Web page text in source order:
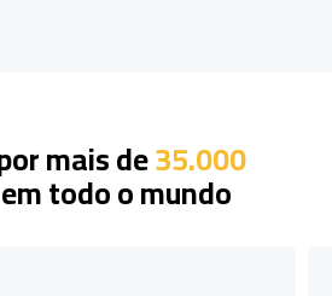
mais de35.000
todo o mundo